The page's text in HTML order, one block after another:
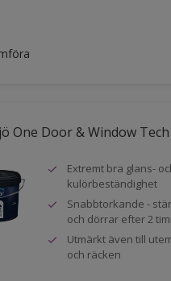
One Door & Window Tech
Extremt bra glans-
kulörbeständighet
Snabbtorkande -
och dörrar efter 2
Utmärkt även till
och räcken